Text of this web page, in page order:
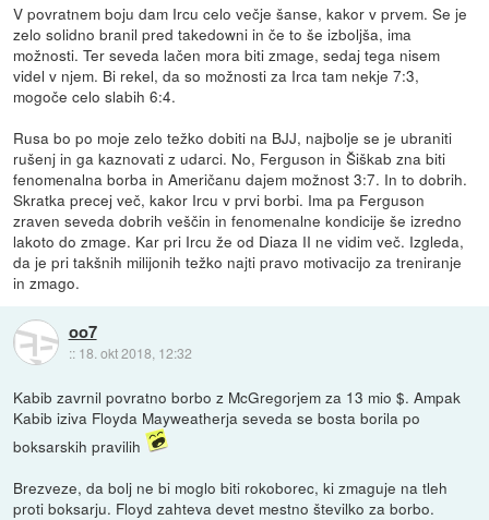
V povratnem boju dam Ircu celo večje šanse, kakor v prvem. Se je
zelo solidno branil pred takedowni in če to še izboljša, ima
možnosti. Ter seveda lačen mora biti zmage, sedaj tega nisem
videl v njem. Bi rekel, da so možnosti za Irca tam nekje 7:3,
mogoče celo slabih 6:4.
Rusa bo po moje zelo težko dobiti na BJJ, najbolje se je ubraniti
rušenj in ga kaznovati z udarci. No, Ferguson in Šiškab zna biti
fenomenalna borba in Američanu dajem možnost 3:7. In to dobrih.
Skratka precej več, kakor Ircu v prvi borbi. Ima pa Ferguson
zraven seveda dobrih veščin in fenomenalne kondicije še izredno
lakoto do zmage. Kar pri Ircu že od Diaza II ne vidim več. Izgleda,
da je pri takšnih milijonih težko najti pravo motivacijo za treniranje
in zmago.
oo7
:: 18. okt 2018, 12:32
Kabib zavrnil povratno borbo z McGregorjem za 13 mio $. Ampak
Kabib iziva Floyda Mayweatherja seveda se bosta borila po
boksarskih pravilih
Brezveze, da bolj ne bi moglo biti rokoborec, ki zmaguje na tleh
proti boksarju. Floyd zahteva devet mestno številko za borbo.